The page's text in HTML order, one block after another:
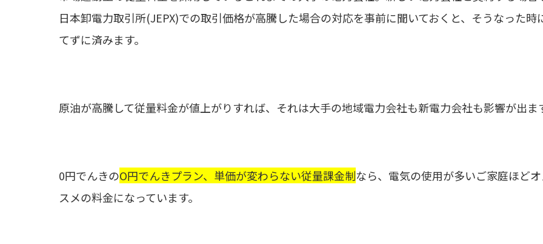
日本卸電力取引所(JEPX)での取引価格が高騰した場合の対応を事前に聞いておくと、そうなった時
てずに済みます。
原油が高騰して従量料金が値上がりすれば、それは大手の地域電力会社も新電力会社も影響が出ま
0円でんきのO円でんきプラン、単価が変わらない従量課金制なら、電気の使用が多いご家庭ほど
スメの料金になっています。